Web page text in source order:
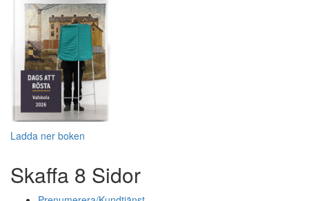
Ladda ner boken
Skaffa 8 Sidor